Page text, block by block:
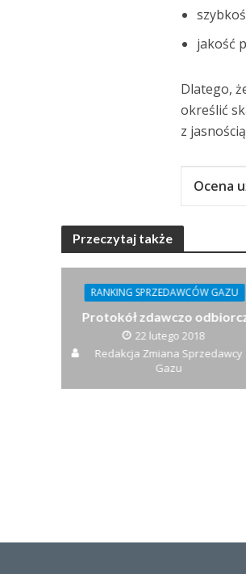
jakość
Dlatego,
określić
z
Ocena
Przeczytaj także
RANKING SPRZEDAWCÓW GAZU
Protokół zdawczo
22 lutego 2018
Redakcja Zmiana Sprzedawcy
Gazu